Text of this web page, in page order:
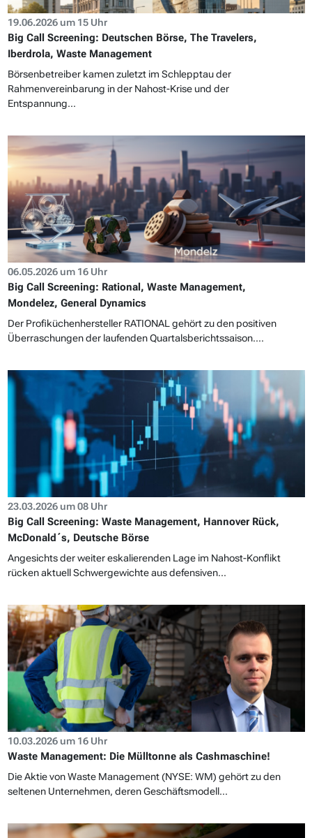
19.06.2026 um 15 Uhr
Big Call Screening: Deutschen Börse, The Travelers,
Iberdrola, Waste Management
Börsenbetreiber kamen zuletzt im Schlepptau der
Rahmenvereinbarung in der Nahost-Krise und der
Entspannung...
06.05.2026 um 16 Uhr
Big Call Screening: Rational, Waste Management,
Mondelez, General Dynamics
Der Profiküchenhersteller RATIONAL gehört zu den positiven
Überraschungen der laufenden Quartalsberichtssaison....
23.03.2026 um 08 Uhr
Big Call Screening: Waste Management, Hannover Rück,
McDonald´s, Deutsche Börse
Angesichts der weiter eskalierenden Lage im Nahost-Konflikt
rücken aktuell Schwergewichte aus defensiven...
10.03.2026 um 16 Uhr
Waste Management: Die Mülltonne als Cashmaschine!
Die Aktie von Waste Management (NYSE: WM) gehört zu den
seltenen Unternehmen, deren Geschäftsmodell...